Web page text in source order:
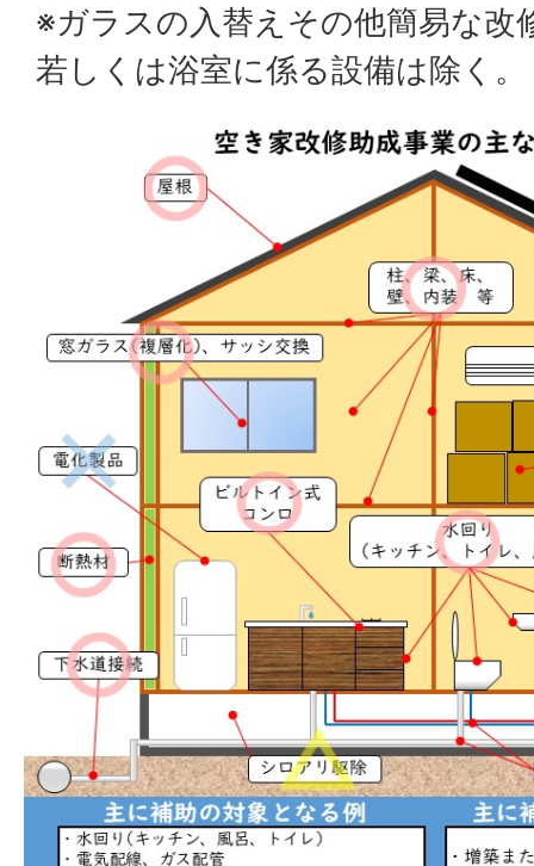
※ガラスの入替えその他簡易な改
若しくは浴室に係る設備は除く。